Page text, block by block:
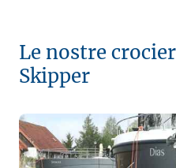
Le nostre
Skipper